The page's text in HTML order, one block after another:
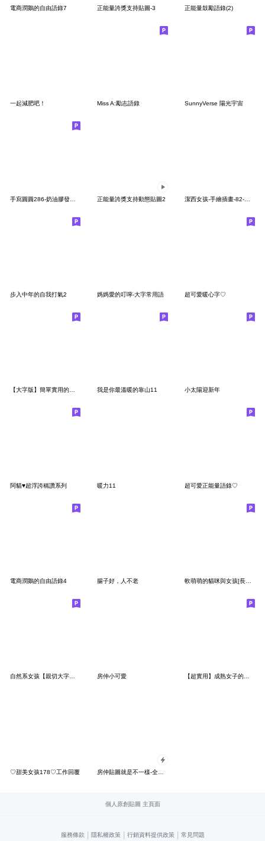
電商潤鵝的自由語錄7 正能量誇獎支持貼圖-3 正能量鼓勵語錄(2)
一起減肥吧！ Miss A:勵志語錄 SunnyVerse 陽光宇宙
正能量誇獎支持動態貼圖2 潔西女孩-手繪插畫-82-大貼圖(激勵語錄)
步入中年的自我打氣2 媽媽愛的叮嚀-大字常用語 超可愛暖心字♡
【大字版】簡單實用的貼圖2 我是你最溫暖的靠山11 小太陽迎新年
阿貓♥超浮誇稱讚系列 暖力11 超可愛正能量語錄♡
電商潤鵝的自由語錄4 腸子好，人不老 軟萌萌的貓咪與女孩[長文禮貌貼圖]
自然系女孩【親切大字版】 房仲小可愛 【超實用】成熟女子的暖心語錄♥
♡甜美女孩178♡工作回覆
個人原創貼圖 主頁面
服務條款 | 隱私權政策 | 行銷資料提供政策 | 常見問題